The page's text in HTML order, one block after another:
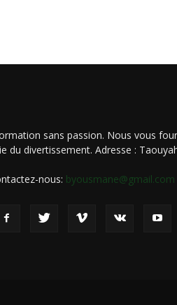
sans passion. Nous vous
du divertissement. Adresse :
nous: byousmane@gmail.com